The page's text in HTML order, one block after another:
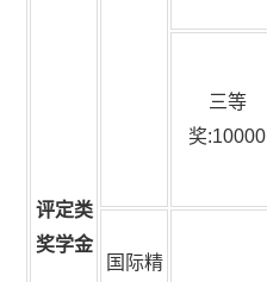
评定类
奖学金
三等
奖:10000
国际精